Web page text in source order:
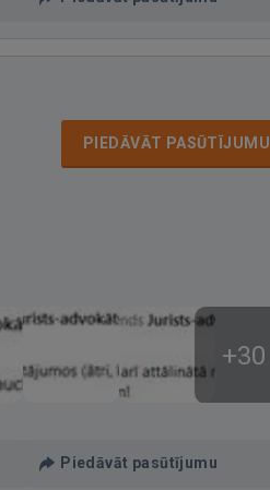
PIEDĀVĀT PASŪTĪJUMU
+30
Piedāvāt pasūtījumu